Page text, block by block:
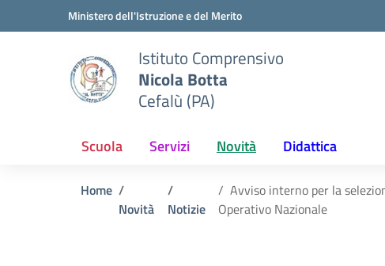
Vai ai contenuti
Vai al menu di navigazioneMinistero dell'Istruzione e del Merito
Istituto Comprensivo
Nicola Botta
Cefalù (PA)
Scuola Servizi Novità Didattica
Home
Novità
Notizie
Avviso interno per la
Operativo Nazionale